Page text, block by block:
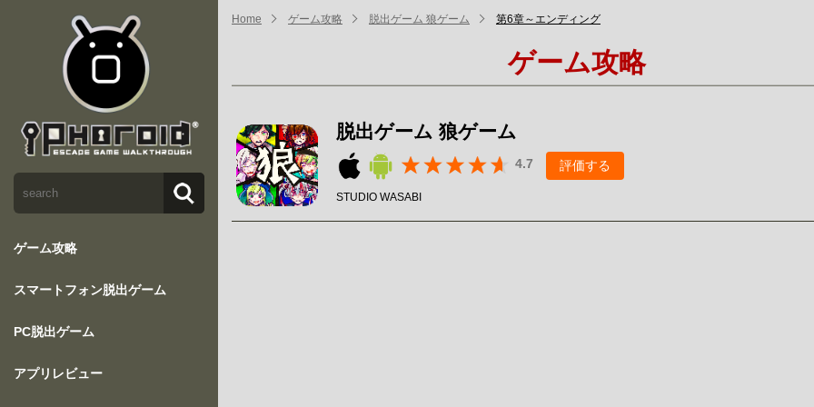
ゲーム攻略
スマートフォン脱出ゲーム
PC脱出ゲーム
アプリレビュー
Home ゲーム攻略 脱出ゲーム 狼ゲーム 第6章～エンディング
ゲーム攻略
脱出ゲーム 狼ゲーム
4.7 評価する
STUDIO WASABI